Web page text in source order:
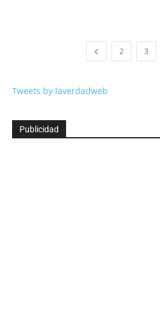
2 3
Tweets by laverdadweb
Publicidad